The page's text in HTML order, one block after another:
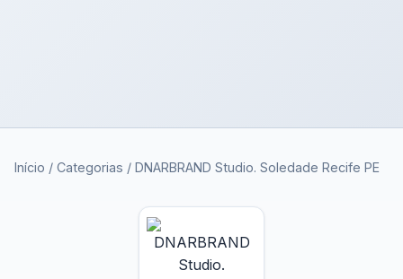
Início / Categorias / DNARBRAND Studio. Soledade Recife PE